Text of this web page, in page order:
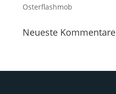
Osterflashmob
Neueste Kommentare